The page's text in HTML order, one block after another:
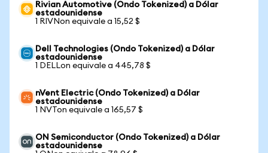
Rivian Automotive (Ondo Tokenized) a Dólar
estadounidense
1 RIVNon equivale a 15,52 $
Dell Technologies (Ondo Tokenized) a Dólar
estadounidense
1 DELLon equivale a 445,78 $
nVent Electric (Ondo Tokenized) a Dólar
estadounidense
1 NVTon equivale a 165,57 $
ON Semiconductor (Ondo Tokenized) a Dólar
estadounidense